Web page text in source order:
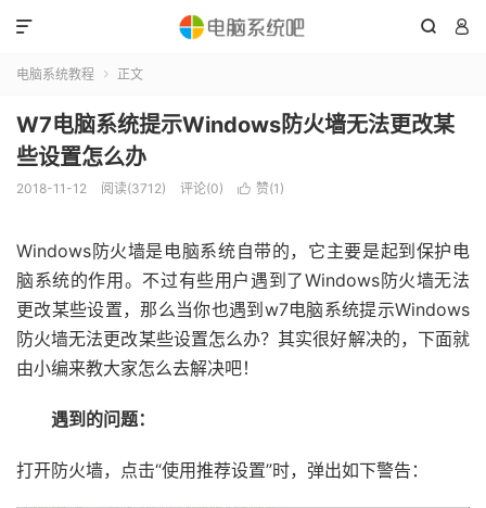
 

电脑系统教程  正文
W7电脑系统提示Windows防火墙无法更改某
些设置怎么办
2018-11-12 阅读(3712) 评论(0)  赞(1 )
Windows防火墙是电脑系统自带的，它主要是起到保护电
脑系统的作用。不过有些用户遇到了Windows防火墙无法
更改某些设置，那么当你也遇到w7电脑系统提示Windows
防火墙无法更改某些设置怎么办？其实很好解决的，下面就
由小编来教大家怎么去解决吧！
遇到的问题：
打开防火墙，点击“使用推荐设置”时，弹出如下警告：